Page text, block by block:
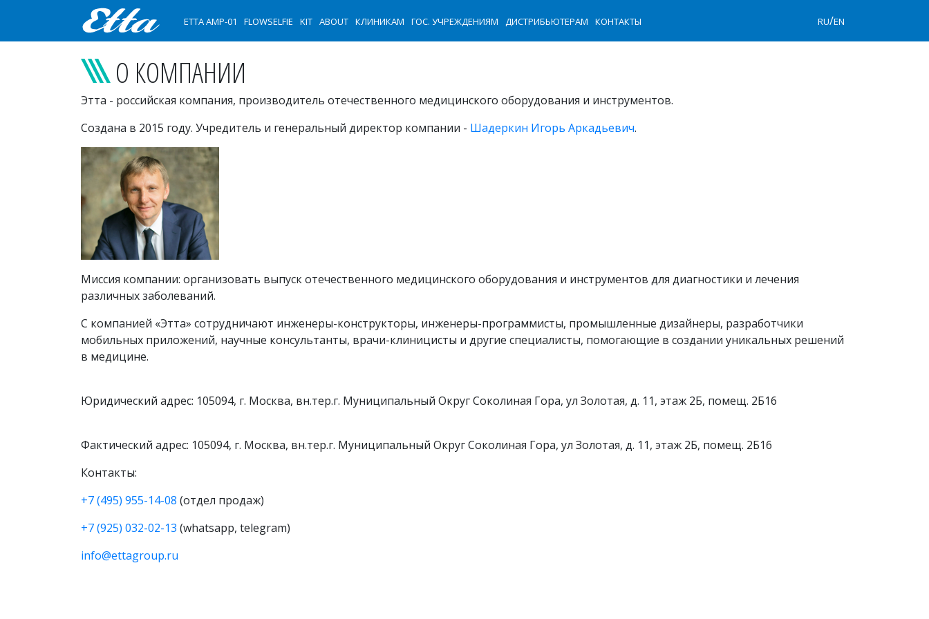
ETTA AMP-01 FLOWSELFIE KIT ABOUT КЛИНИКАМ ГОС. УЧРЕЖДЕНИЯМ ДИСТРИБЬЮТЕРАМ КОНТАКТЫ RU/EN
О КОМПАНИИ
Этта - российская компания, производитель отечественного медицинского оборудования и инструментов.
Создана в 2015 году. Учредитель и генеральный директор компании - Шадеркин Игорь Аркадьевич.
Миссия компании: организовать выпуск отечественного медицинского оборудования и инструментов для диагностики и лечения
различных заболеваний.
С компанией «Этта» сотрудничают инженеры-конструкторы, инженеры-программисты, промышленные дизайнеры, разработчики
мобильных приложений, научные консультанты, врачи-клиницисты и другие специалисты, помогающие в создании уникальных решений
в медицине.
Юридический адрес: 105094, г. Москва, вн.тер.г. Муниципальный Округ Соколиная Гора, ул Золотая, д. 11, этаж 2Б, помещ. 2Б16
Фактический адрес: 105094, г. Москва, вн.тер.г. Муниципальный Округ Соколиная Гора, ул Золотая, д. 11, этаж 2Б, помещ. 2Б16
Контакты:
+7 (495) 955-14-08 (отдел продаж)
+7 (925) 032-02-13 (whatsapp, telegram)
info@ettagroup.ru